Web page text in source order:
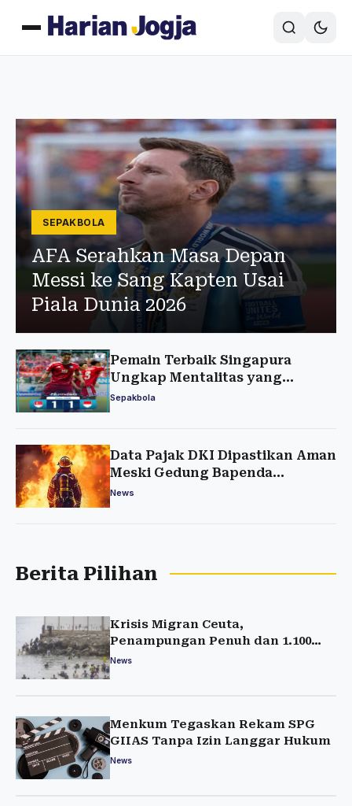
SEPAKBOLA
AFA Serahkan Masa Depan
Messi ke Sang Kapten Usai
Piala Dunia 2026
Pemain Terbaik Singapura
Ungkap Mentalitas yang
Bungkam Indonesia
Sepakbola
Data Pajak DKI Dipastikan Aman
Meski Gedung Bapenda
Terbakar
News
Berita Pilihan
Krisis Migran Ceuta,
Penampungan Penuh dan 1.100
Anak Terlantar
News
Menkum Tegaskan Rekam SPG
GIIAS Tanpa Izin Langgar Hukum
News